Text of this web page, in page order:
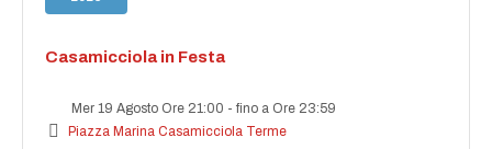
Casamicciola in Festa
Mer 19 Agosto Ore 21:00 -fino a Ore 23:59
Piazza Marina Casamicciola Terme